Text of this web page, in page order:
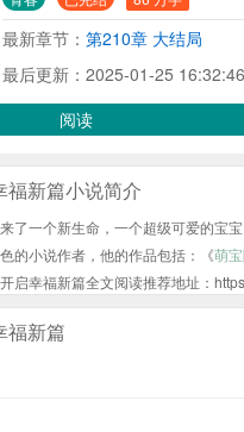
最新章节： 第210章 大结局
最后更新：2025-01-25 16:32:46
阅读
福新篇小说简介
了一个新生命，一个超级可爱的宝
的小说作者，他的作品包括：《萌
启幸福新篇全文阅读推荐地址：
福新篇